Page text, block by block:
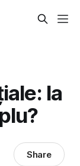
la
Share